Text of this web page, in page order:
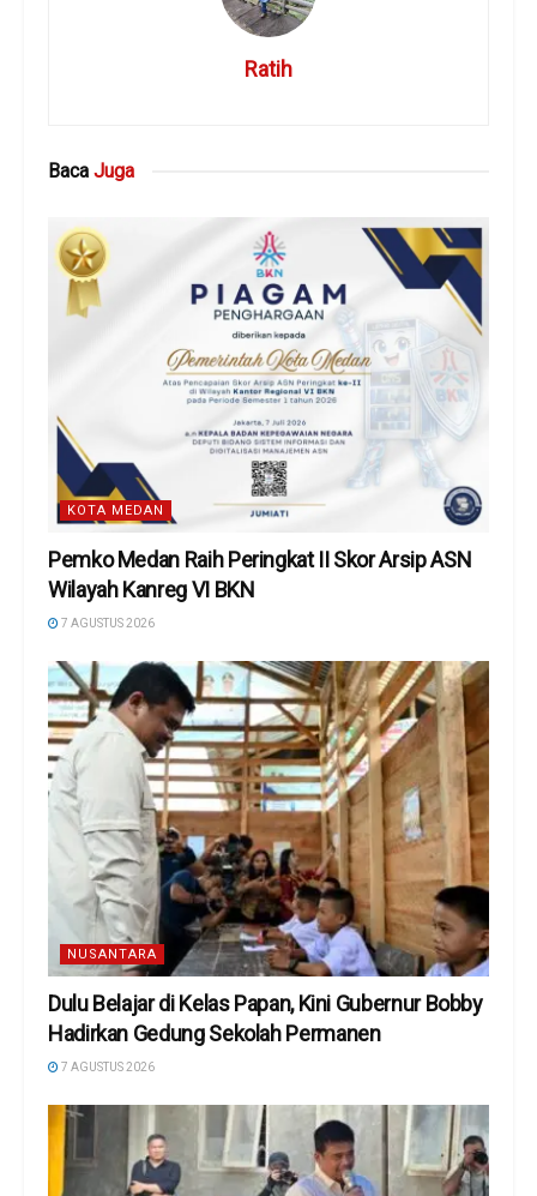
Ratih
Baca Juga
KOTA MEDAN
Pemko Medan Raih Peringkat II Skor Arsip ASN
Wilayah Kanreg VI BKN
7 AGUSTUS 2026
NUSANTARA
Dulu Belajar di Kelas Papan, Kini Gubernur Bobby
Hadirkan Gedung Sekolah Permanen
7 AGUSTUS 2026